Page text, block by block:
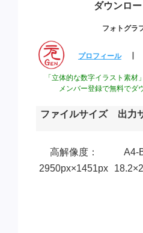
ダウンロ
フォトグラ
プロフィール
「立体的な数字イラスト素材
メンバー登録で無料でダ
ファイルサイズ 出力
高解像度：
2950px×1451px
A4-